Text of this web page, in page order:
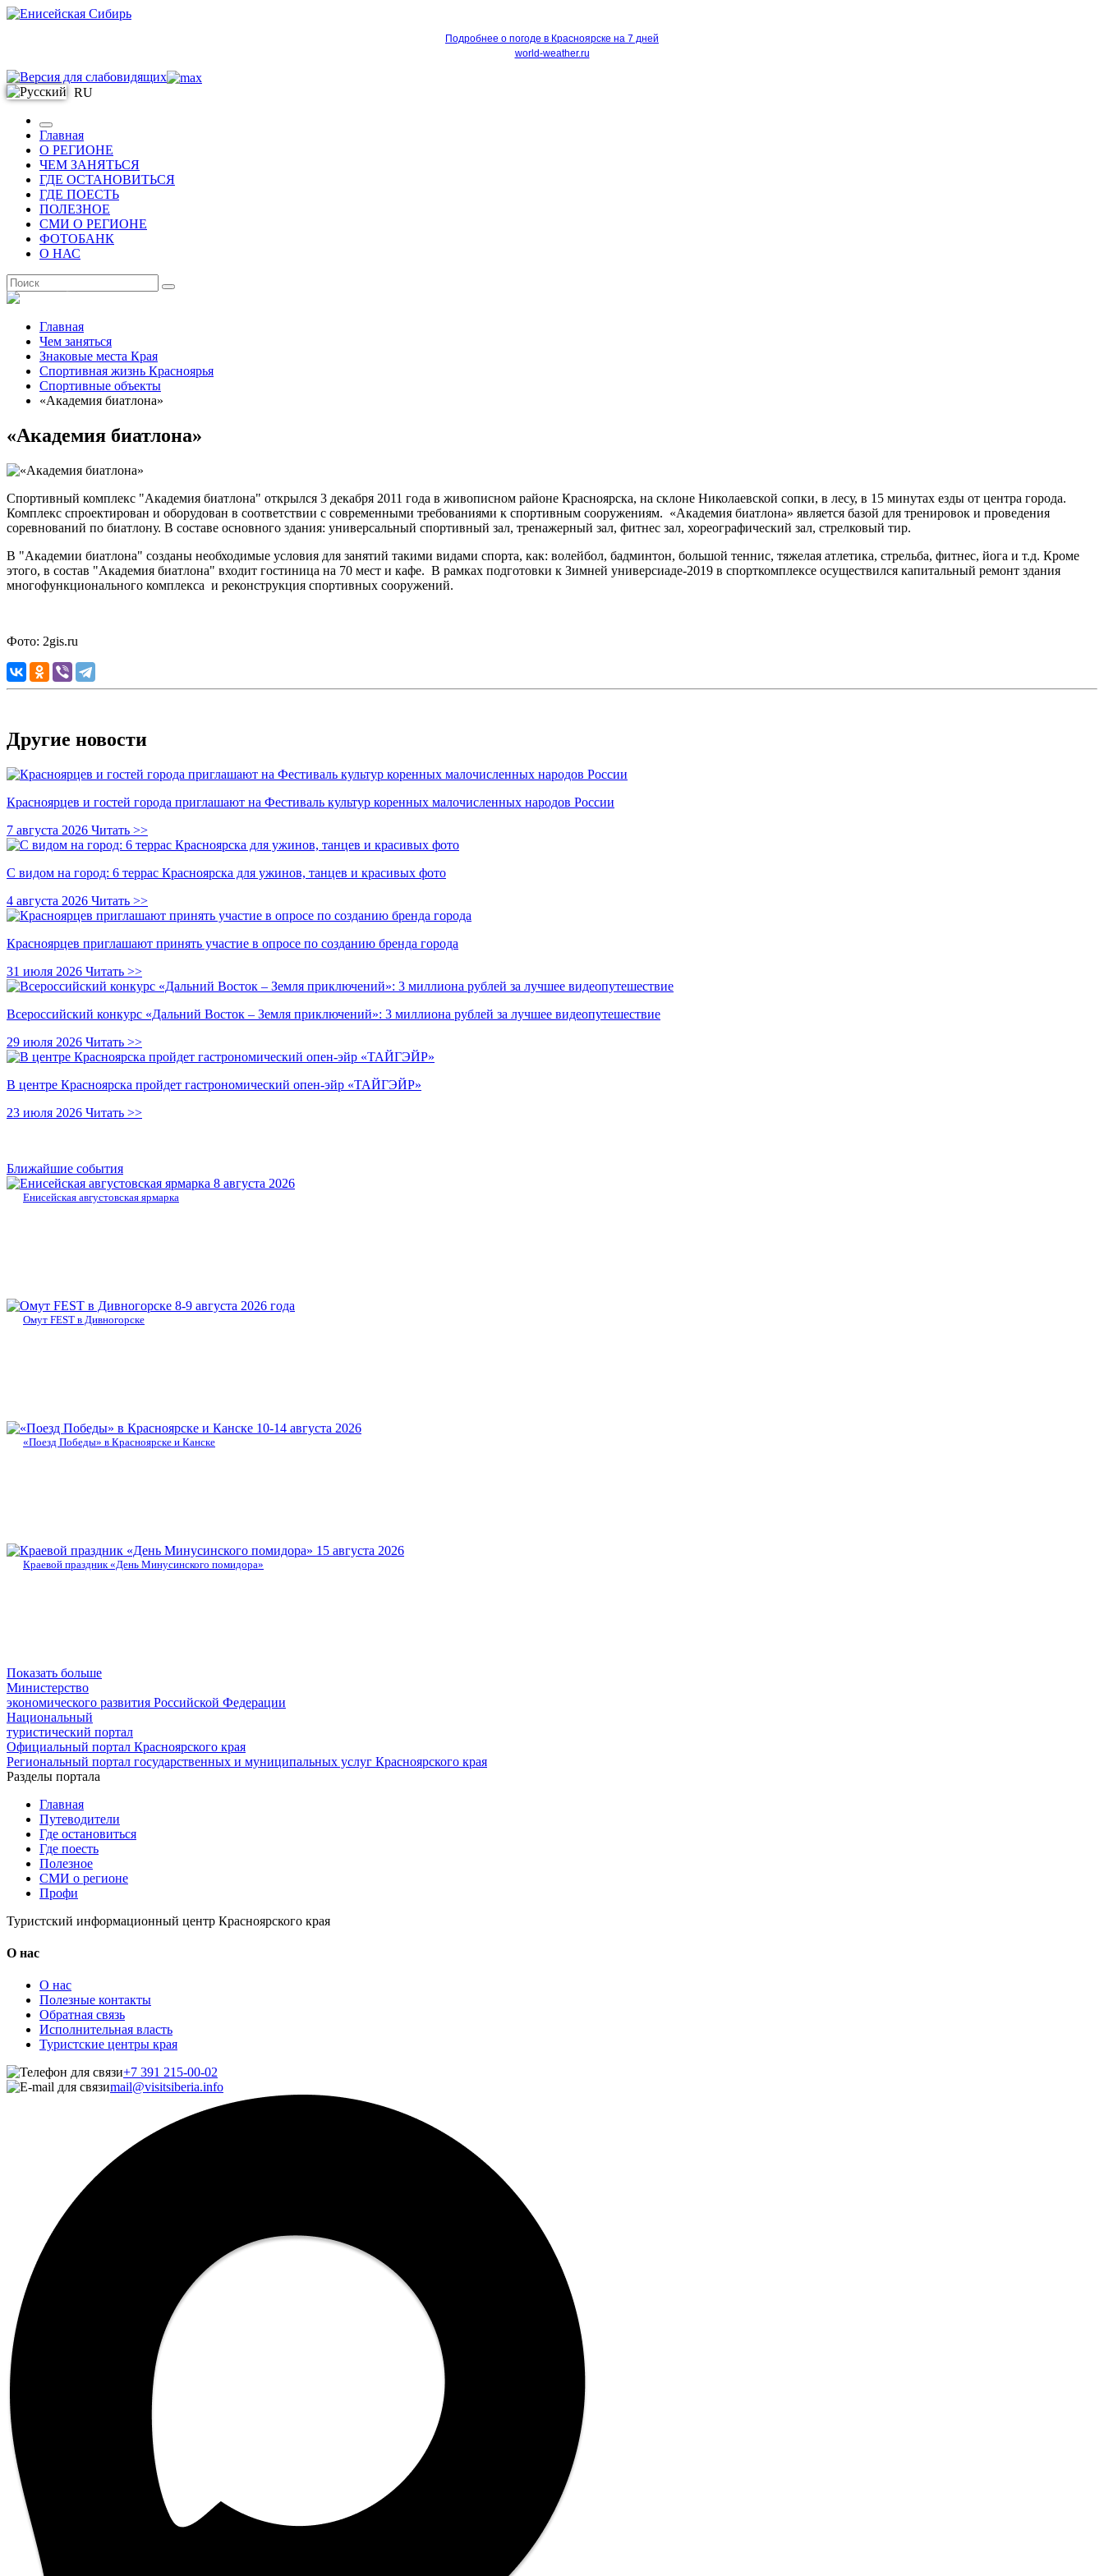
Подробнее о погоде в Красноярске на 7 дней
world-weather.ru
RU
Главная
О РЕГИОНЕ
ЧЕМ ЗАНЯТЬСЯ
ГДЕ ОСТАНОВИТЬСЯ
ГДЕ ПОЕСТЬ
ПОЛЕЗНОЕ
СМИ О РЕГИОНЕ
ФОТОБАНК
О НАС
Главная
Чем заняться
Знаковые места Края
Спортивная жизнь Красноярья
Спортивные объекты
«Академия биатлона»
«Академия биатлона»
Спортивный комплекс "Академия биатлона" открылся 3 декабря 2011 года в живописном районе Красноярска, на склоне Николаевской сопки, в лесу, в 15 минутах езды от центра города.
Комплекс спроектирован и оборудован в соответствии с современными требованиями к спортивным сооружениям. «Академия биатлона» является базой для тренировок и проведения
соревнований по биатлону. В составе основного здания: универсальный спортивный зал, тренажерный зал, фитнес зал, хореографический зал, стрелковый тир.
В "Академии биатлона" созданы необходимые условия для занятий такими видами спорта, как: волейбол, бадминтон, большой теннис, тяжелая атлетика, стрельба, фитнес, йога и т.д. Кроме
этого, в состав "Академия биатлона" входит гостиница на 70 мест и кафе. В рамках подготовки к Зимней универсиаде-2019 в спорткомплексе осуществился капитальный ремонт здания
многофункционального комплекса и реконструкция спортивных сооружений.
Фото: 2gis.ru
Другие новости
Красноярцев и гостей города приглашают на Фестиваль культур коренных малочисленных народов России
7 августа 2026 Читать >>
С видом на город: 6 террас Красноярска для ужинов, танцев и красивых фото
4 августа 2026 Читать >>
Красноярцев приглашают принять участие в опросе по созданию бренда города
31 июля 2026 Читать >>
Всероссийский конкурс «Дальний Восток – Земля приключений»: 3 миллиона рублей за лучшее видеопутешествие
29 июля 2026 Читать >>
В центре Красноярска пройдет гастрономический опен-эйр «ТАЙГЭЙР»
23 июля 2026 Читать >>
Ближайшие события
8 августа 2026
Енисейская августовская ярмарка
8-9 августа 2026 года
Омут FEST в Дивногорске
10-14 августа 2026
«Поезд Победы» в Красноярске и Канске
15 августа 2026
Краевой праздник «День Минусинского помидора»
Показать больше
Министерство
экономического развития Российской Федерации
Национальный
туристический портал
Официальный портал Красноярского края
Региональный портал государственных и муниципальных услуг Красноярского края
Разделы портала
Главная
Путеводители
Где остановиться
Где поесть
Полезное
СМИ о регионе
Профи
Туристский информационный центр Красноярского края
О нас
О нас
Полезные контакты
Обратная связь
Исполнительная власть
Туристские центры края
+7 391 215-00-02
mail@visitsiberia.info